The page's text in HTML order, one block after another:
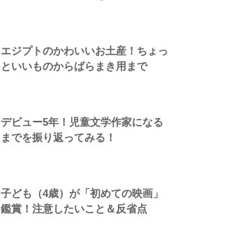
エジプトのかわいいお土産！ちょっ
といいものからばらまき用まで
デビュー5年！児童文学作家になる
までを振り返ってみる！
子ども（4歳）が「初めての映画」
鑑賞！注意したいこと＆反省点